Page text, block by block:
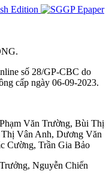
Edition
số 28/GP-CBC do
cấp ngày 06-09-2023.
Phạm Văn Trường, Bùi Thị
Thị Vân Anh, Dương Văn
Cường, Trần Gia Bảo
, Nguyễn Chiến